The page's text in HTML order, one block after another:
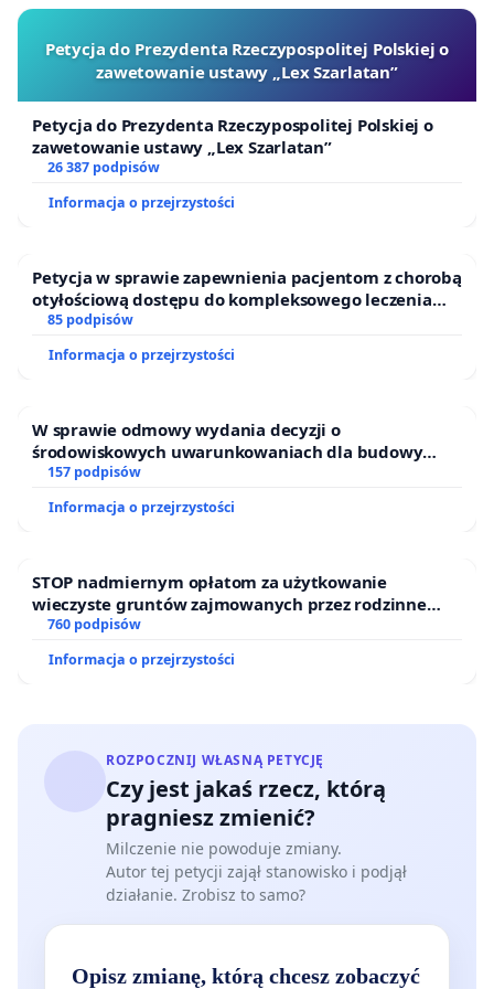
- nieuzasadnione wyłapywanie dzikich zwierząt na
terenie ścisłego rezerwatu Puszczy Białowieskiej i
poddawanie ich zabiegom chirurgicznym w
laboratorium,
- przeprowadzanie testów soków owocowo-
uśmierceniem, mimo iż, przepisy nie wymagają
produktów do obrotu,
- wyłapywanie saren i jeleni na obszarze
Słowińskiego Parku Narodowego w sieci celem
zakładane rezultaty badania można było osiągnąć
bez ich wyłapywania,
- poddanie zwierząt procedurze stłuszczenia
zabicie zwierząt, pomimo, iż projekt nie miał
wystarczającego uzasadnienia naukowego,
- poddawanie norek amerykańskich na fermie
celem pobierania nasienia,
We wszystkich powyższych przypadkach Krajowa
Komisja Etyczna - rozpatrując odwołania
organizacji ochrony zwierząt - stwierdziła poważne
uchybienia w działaniu komisji lokalnych.
jednak organizacje nie miały możliwości
występowania w takich postępowaniach jako
Petycja do Prezydenta Rzeczypospolitej Polskiej o
zawetowanie ustawy „Lex Szarlatan”
Petycja do Prezydenta Rzeczypospolitej Polskiej o
zawetowanie ustawy „Lex Szarlatan”
26 387 podpisów
Informacja o przejrzystości
Petycja w sprawie zapewnienia pacjentom z chorobą
otyłościową dostępu do kompleksowego leczenia
oraz programów profilaktycznych.
85 podpisów
Informacja o przejrzystości
W sprawie odmowy wydania decyzji o
środowiskowych uwarunkowaniach dla budowy
zakładu wytwarzania biometanu „Krynki” w
Ostrowiu Południowym oraz ochrony mieszkańców i
Puszczy Knyszyńskiej
157 podpisów
Informacja o przejrzystości
STOP nadmiernym opłatom za użytkowanie
wieczyste gruntów zajmowanych przez rodzinne
ogrody działkowe.
760 podpisów
Informacja o przejrzystości
ROZPOCZNIJ WŁASNĄ PETYCJĘ
Czy jest jakaś rzecz, którą
pragniesz zmienić?
Milczenie nie powoduje zmiany.
Autor tej petycji zajął stanowisko i podjął
działanie. Zrobisz to samo?
Opisz zmianę, którą chcesz zobaczyć